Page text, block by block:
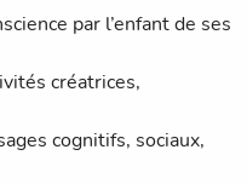
par l’enfant de ses
créatrices,
cognitifs, sociaux,